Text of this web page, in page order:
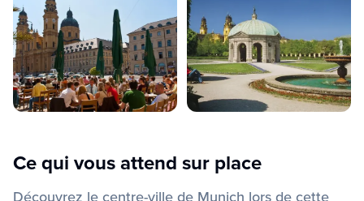
Ce qui vous attend sur place
Découvrez le centre-ville de Munich lors de cette